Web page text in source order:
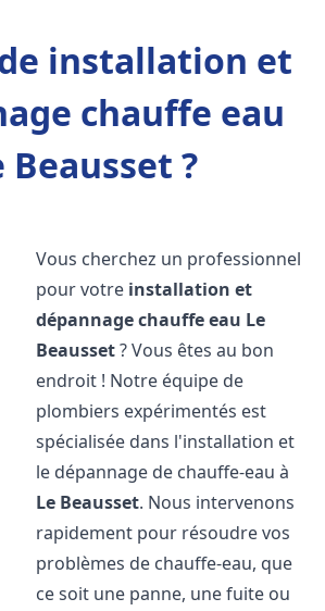
installation et
chauffe eau
Beausset ?
Vous cherchez un professionnel
pour votre installation et
dépannage chauffe eau Le
Beausset? Vous êtes au bon
endroit ! Notre équipe de
plombiers expérimentés est
spécialisée dans l'installation et
le dépannage de chauffe-eau à
Le Beausset. Nous intervenons
rapidement pour résoudre vos
problèmes de chauffe-eau, que
ce soit une panne, une fuite ou